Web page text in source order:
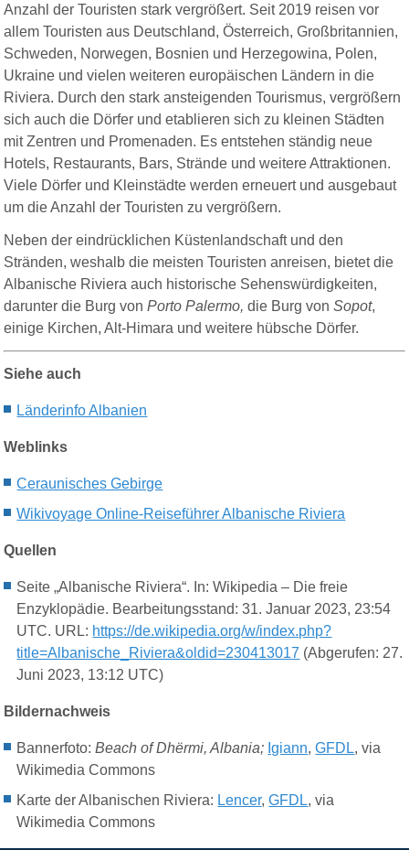
Anzahl der Touristen stark vergrößert. Seit 2019 reisen vor
allem Touristen aus Deutschland, Österreich, Großbritannien,
Schweden, Norwegen, Bosnien und Herzegowina, Polen,
Ukraine und vielen weiteren europäischen Ländern in die
Riviera. Durch den stark ansteigenden Tourismus, vergrößern
sich auch die Dörfer und etablieren sich zu kleinen Städten
mit Zentren und Promenaden. Es entstehen ständig neue
Hotels, Restaurants, Bars, Strände und weitere Attraktionen.
Viele Dörfer und Kleinstädte werden erneuert und ausgebaut
um die Anzahl der Touristen zu vergrößern.
Neben der eindrücklichen Küstenlandschaft und den
Stränden, weshalb die meisten Touristen anreisen, bietet die
Albanische Riviera auch historische Sehenswürdigkeiten,
darunter die Burg von Porto Palermo, die Burg vonSopot,
einige Kirchen, Alt-Himara und weitere hübsche Dörfer.
Siehe auch
Länderinfo Albanien
Weblinks
Ceraunisches Gebirge
Wikivoyage Online-Reiseführer Albanische Riviera
Quellen
Seite „Albanische Riviera“. In: Wikipedia – Die freie
Enzyklopädie. Bearbeitungsstand: 31. Januar 2023, 23:54
UTC. URL: https://de.wikipedia.org/w/index.php?
title=Albanische_Riviera&oldid=230413017 (Abgerufen: 27.
Juni 2023, 13:12 UTC)
Bildernachweis
Bannerfoto: Beach of Dhërmi, Albania; Igiann,GFDL, via
Wikimedia Commons
Karte der Albanischen Riviera: Lencer,GFDL, via
Wikimedia Commons